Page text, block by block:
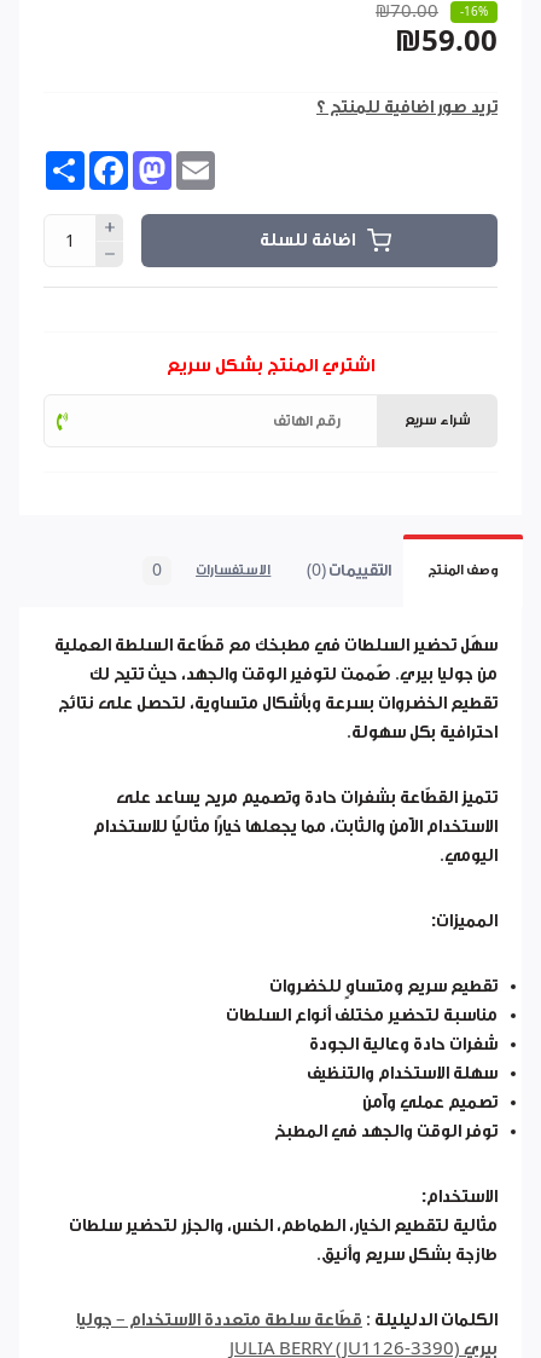
₪70.00 -16%
₪59.00
تريد صور اضافية للمنتج ؟
Share FacebookMastodon
اضافة للسلة
اشتري المنتج بشكل سريع
شراء سريع
وصف المنتج التقييمات (0) الاستفسارات 0
سهّل تحضير السلطات في مطبخك مع قطّاعة السلطة العملية
من جوليا بيري. صُممت لتوفير الوقت والجهد، حيث تتيح لك
تقطيع الخضروات بسرعة وبأشكال متساوية، لتحصل على نتائج
احترافية بكل سهولة.
تتميز القطّاعة بشفرات حادة وتصميم مريح يساعد على
الاستخدام الآمن والثابت، مما يجعلها خيارًا مثاليًا للاستخدام
اليومي.
المميزات:
تقطيع سريع ومتساوٍ للخضروات
مناسبة لتحضير مختلف أنواع السلطات
شفرات حادة وعالية الجودة
سهلة الاستخدام والتنظيف
تصميم عملي وآمن
توفر الوقت والجهد في المطبخ
الاستخدام:
مثالية لتقطيع الخيار، الطماطم، الخس، والجزر لتحضير سلطات
طازجة بشكل سريع وأنيق.
الكلمات الدليليلة : قطّاعة سلطة متعددة الاستخدام – جوليا
بيري JULIA BERRY (JU1126-3390)